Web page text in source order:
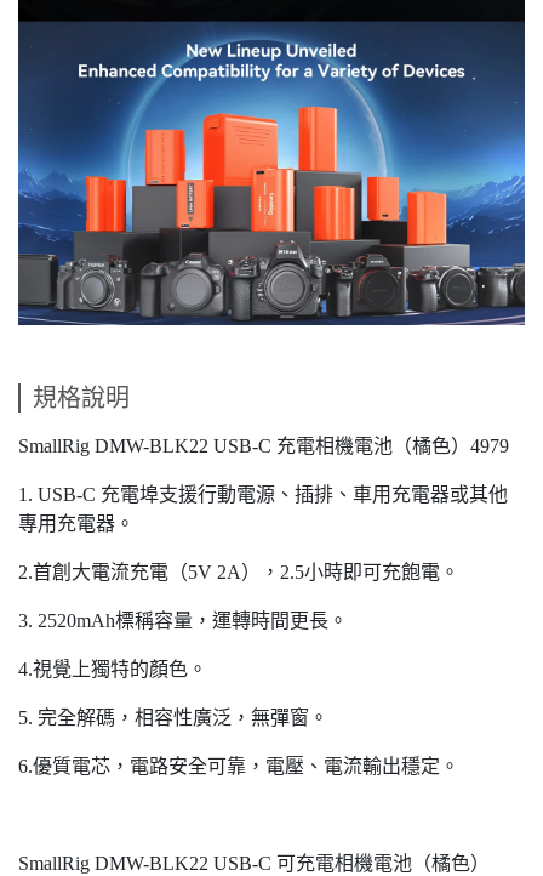
規格說明
SmallRig DMW-BLK22 USB-C 充電相機電池（橘色）4979
1. USB-C 充電埠支援行動電源、插排、車用充電器或其他
專用充電器。
2.首創大電流充電（5V 2A），2.5小時即可充飽電。
3. 2520mAh標稱容量，運轉時間更長。
4.視覺上獨特的顏色。
5. 完全解碼，相容性廣泛，無彈窗。
6.優質電芯，電路安全可靠，電壓、電流輸出穩定。
SmallRig DMW-BLK22 USB-C 可充電相機電池（橘色）